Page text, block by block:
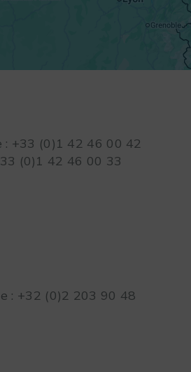
: +33 (0)1 42 46 00 42
(0)1 42 46 00 33
: +32 (0)2 203 90 48